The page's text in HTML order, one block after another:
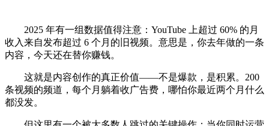
2025 年有一组数据值得注意：YouTube 上超过 60% 的月
收入来自发布超过 6 个月的旧视频。意思是，你去年做的一条
内容，今天还在替你赚钱。
这就是内容创作的真正价值——不是爆款，是积累。200
条视频的频道，每个月躺着收广告费，哪怕你最近两个月什么
都没发。